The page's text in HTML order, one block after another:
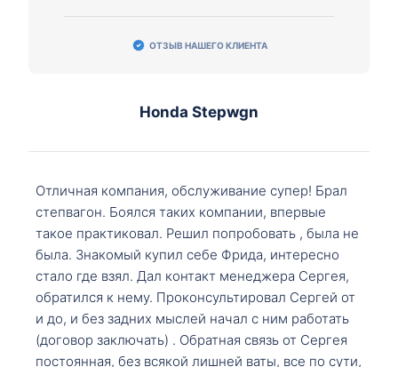
ОТЗЫВ НАШЕГО КЛИЕНТА
Honda Stepwgn
Отличная компания, обслуживание супер! Брал
степвагон. Боялся таких компании, впервые
такое практиковал. Решил попробовать , была не
была. Знакомый купил себе Фрида, интересно
стало где взял. Дал контакт менеджера Сергея,
обратился к нему. Проконсультировал Сергей от
и до, и без задних мыслей начал с ним работать
(договор заключать) . Обратная связь от Сергея
постоянная, без всякой лишней ваты, все по сути,